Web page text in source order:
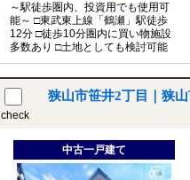
～駅徒歩圏内、投資用でも使用可
能～ □東武東上線「鶴瀬」駅徒歩
12分 □徒歩10分圏内に買い物施設
多数あり □土地としても検討可能
check
狭山市笹井2丁目｜狭
中古一戸建て